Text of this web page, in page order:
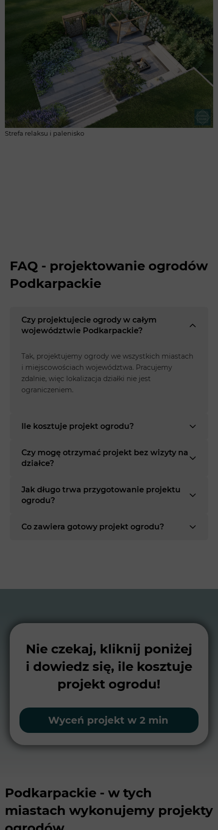
Strefa relaksu i palenisko
FAQ - projektowanie ogrodów
Podkarpackie
Czy projektujecie ogrody w całym
województwie Podkarpackie?
Tak, projektujemy ogrody we wszystkich miastach
i miejscowościach województwa. Pracujemy
zdalnie, więc lokalizacja działki nie jest
ograniczeniem.
Ile kosztuje projekt ogrodu?
Czy mogę otrzymać projekt bez wizyty na
działce?
Jak długo trwa przygotowanie projektu
ogrodu?
Co zawiera gotowy projekt ogrodu?
Nie czekaj, kliknij poniżej
i dowiedz się, ile kosztuje
projekt ogrodu!
Wyceń projekt w 2 min
Podkarpackie - w tych
miastach wykonujemy projekty